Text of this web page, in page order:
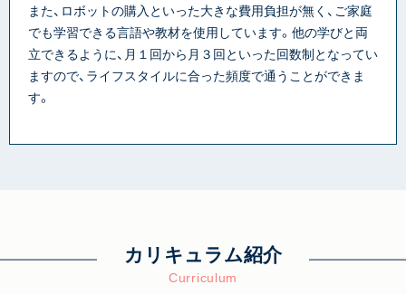
また、ロボットの購入といった大きな費用負担が無く、ご家庭
でも学習できる言語や教材を使用しています。他の学びと両
立できるように、月１回から月３回といった回数制となってい
ますので、ライフスタイルに合った頻度で通うことができま
す。
カリキュラム紹介
Curriculum